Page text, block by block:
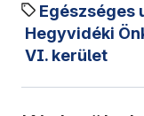
Egészséges
Hegyvidéki
VI. kerület